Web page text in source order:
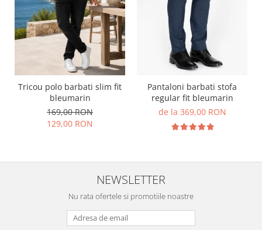
Tricou polo barbati slim fit
bleumarin
169,00 RON
129,00 RON
Pantaloni barbati stofa
regular fit bleumarin
de la 369,00 RON
NEWSLETTER
Nu rata ofertele si promotiile noastre